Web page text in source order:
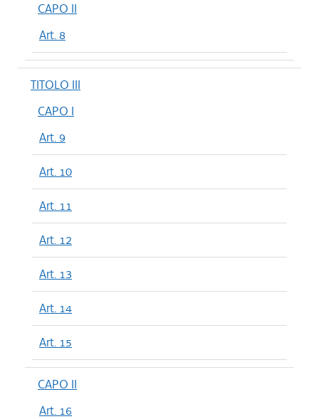
CAPO II
Art. 8
TITOLO III
CAPO I
Art. 9
Art. 10
Art. 11
Art. 12
Art. 13
Art. 14
Art. 15
CAPO II
Art. 16